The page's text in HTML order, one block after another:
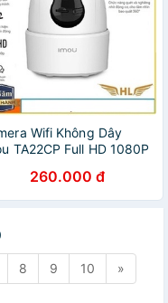
Wifi Không Dây
TA22CP Full HD 1080P
2Mp,Imou A42P 4Mp
Chính Hãng
260.000 đ
8 9 10 »